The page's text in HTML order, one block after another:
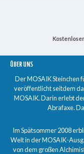
ÜBER UNS
Der MOSAIK Steinchen
veröffentlicht seitdem
MOSAIK. Darin erlebt
Abrafaxe.
Im Spätsommer 2008
Welt in der MOSAIK-
von dem großen